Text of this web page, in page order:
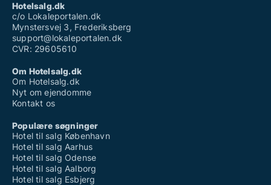
Hotelsalg.dk
c/o Lokaleportalen.dk
Mynstersvej 3, Frederiksberg
support@lokaleportalen.dk
CVR: 29605610
Om Hotelsalg.dk
Om Hotelsalg.dk
Nyt om ejendomme
Kontakt os
Populære søgninger
Hotel til salg København
Hotel til salg Aarhus
Hotel til salg Odense
Hotel til salg Aalborg
Hotel til salg Esbjerg